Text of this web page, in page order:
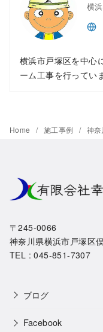
横
横浜市戸塚区を中心
ーム工事を行ってい
Home 施工事例 神
〒245-0066
神奈川県横浜市戸塚区
TEL : 045-851-7307
ブログ
Facebook